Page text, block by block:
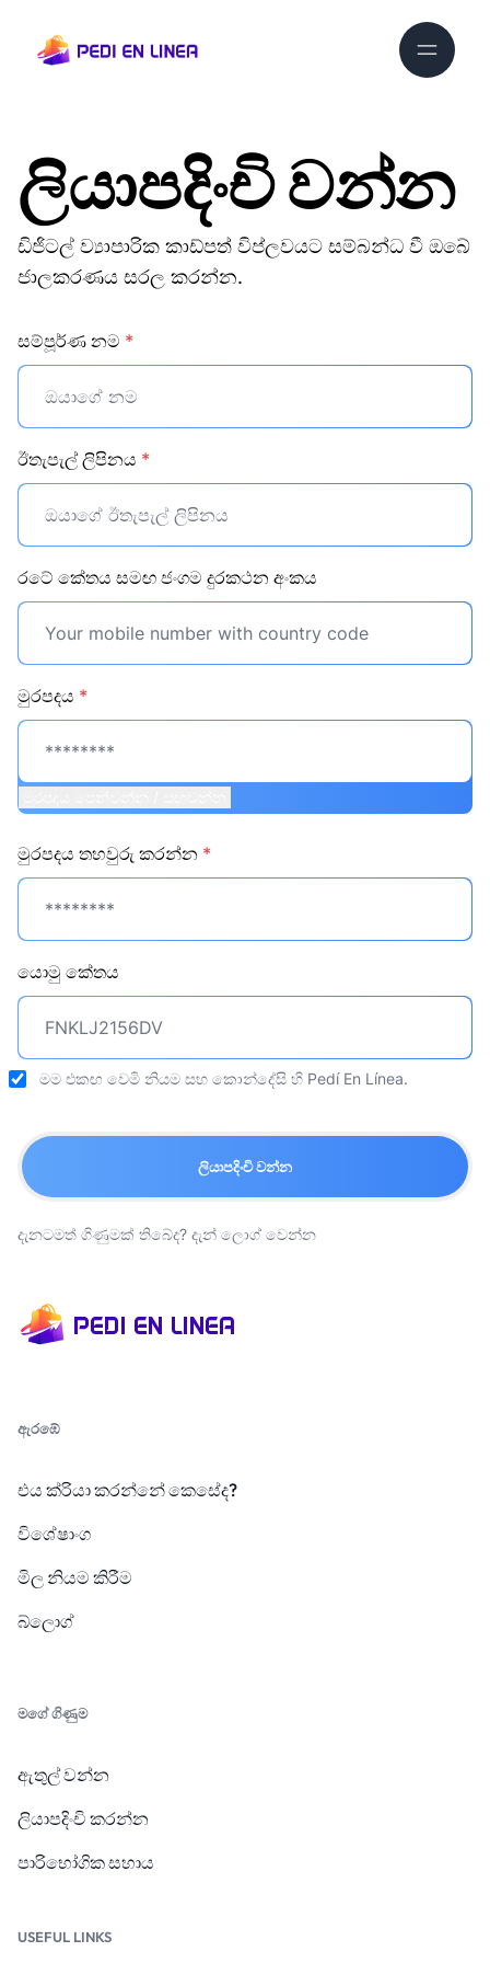
ලියාපදිංචි වන්න
ඩිජිටල් ව්‍යාපාරික කාඩ්පත් විප්ලවයට සම්බන්ධ වී ඔබේ
ජාලකරණය සරල කරන්න.
සම්පූර්ණ නම *
ඊතැපැල් ලිපිනය *
රටේ කේතය සමඟ ජංගම දුරකථන අංකය
මුරපදය *
මුරපදය තහවුරු කරන්න *
යොමු කේතය
මම එකඟ වෙමි නියම සහ කොන්දේසි හි Pedí En Línea.
ලියාපදිංචි වන්න
දැනටමත් ගිණුමක් තිබේද? දැන් ලොග් වෙන්න
ඇරඹේ
එය ක්රියා කරන්නේ කෙසේද?
විශේෂාංග
මිල නියම කිරීම
බ්ලොග්
මගේ ගිණුම
ඇතුල් වන්න
ලියාපදිංචි කරන්න
පාරිභෝගික සහාය
USEFUL LINKS